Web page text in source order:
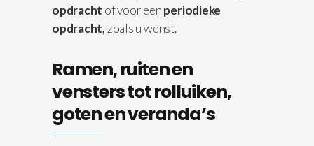
opdracht of voor eenperiodieke
opdracht, zoals u wenst.
Ramen, ruiten en
vensters tot rolluiken,
goten en veranda’s